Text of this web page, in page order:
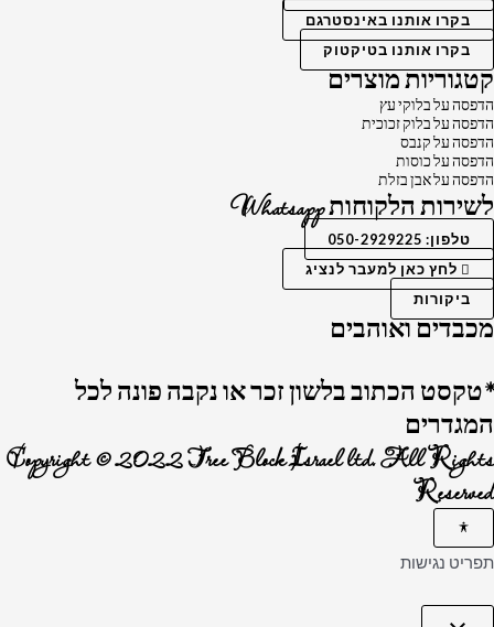
בקרו אותנו באינסטרגם
בקרו אותנו בטיקטוק
קטגוריות מוצרים
הדפסה על בלוקי עץ
הדפסה על בלוק זכוכית
הדפסה על קנבס
הדפסה על כוסות
הדפסה על אבן בזלת
לשירות הלקוחות Whatsapp
טלפון: 050-2929225
לחץ כאן למעבר לנציג
ביקורות
מכבדים ואוהבים
*טקסט הכתוב בלשון זכר או נקבה פונה לכל
המגדרים
Copyright © 2022 Tree Block Israel ltd. All Rights
Reserved
תפריט נגישות